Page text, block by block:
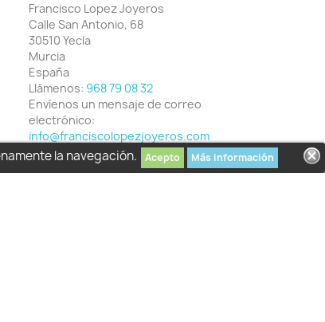
la navegación. Acepto Más información
Francisco Lopez Joyeros
Calle San Antonio, 68
30510 Yecla
Murcia
España
Llámenos: 968 79 08 32
Envíenos un mensaje de correo
electrónico:
info@franciscolopezjoyeros.com